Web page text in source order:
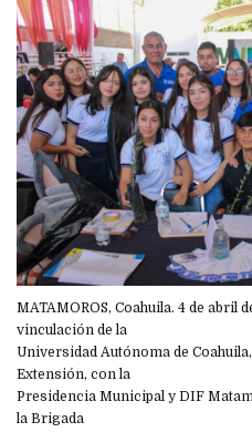
MATAMOROS, Coahuila. 4 de abril
vinculación de la
Universidad Autónoma de
Extensión, con la
Presidencia Municipal y DIF
la Brigada